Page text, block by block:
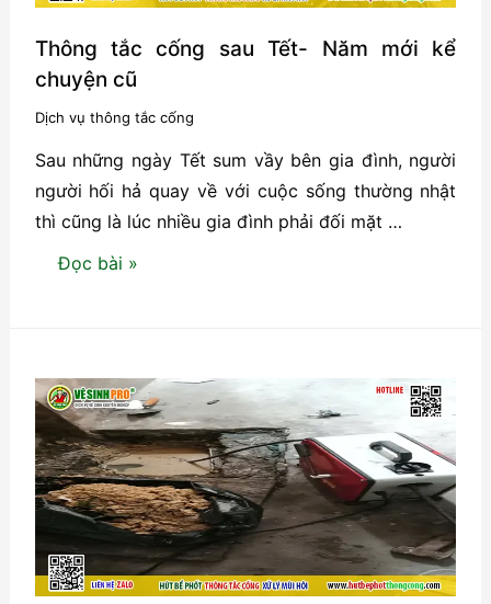
ngay
sau
15
Thông tắc cống sau Tết- Năm mới kể
chuyện cũ
Dịch vụ thông tắc cống
Sau những ngày Tết sum vầy bên gia đình, người
người hối hả quay về với cuộc sống thường nhật
thì cũng là lúc nhiều gia đình phải đối mặt …
Thông
Tết-
Năm
mới
kể
chuyện
Đọc bài »